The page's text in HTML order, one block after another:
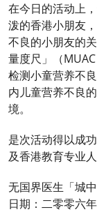
在今日的活动上
泼的香港小朋友
不良的小朋友的
量度尺」（
检测小童营养不
内儿童营养不良
境。
是次活动得以成
及香港教育专业
无国界医生「城
日期：二零零六